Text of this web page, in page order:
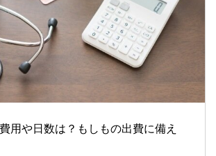
用や日数は？もしもの出費に備え